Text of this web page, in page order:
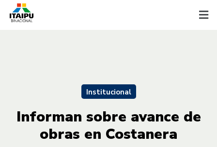
Institucional
Informan sobre avance de
obras en Costanera